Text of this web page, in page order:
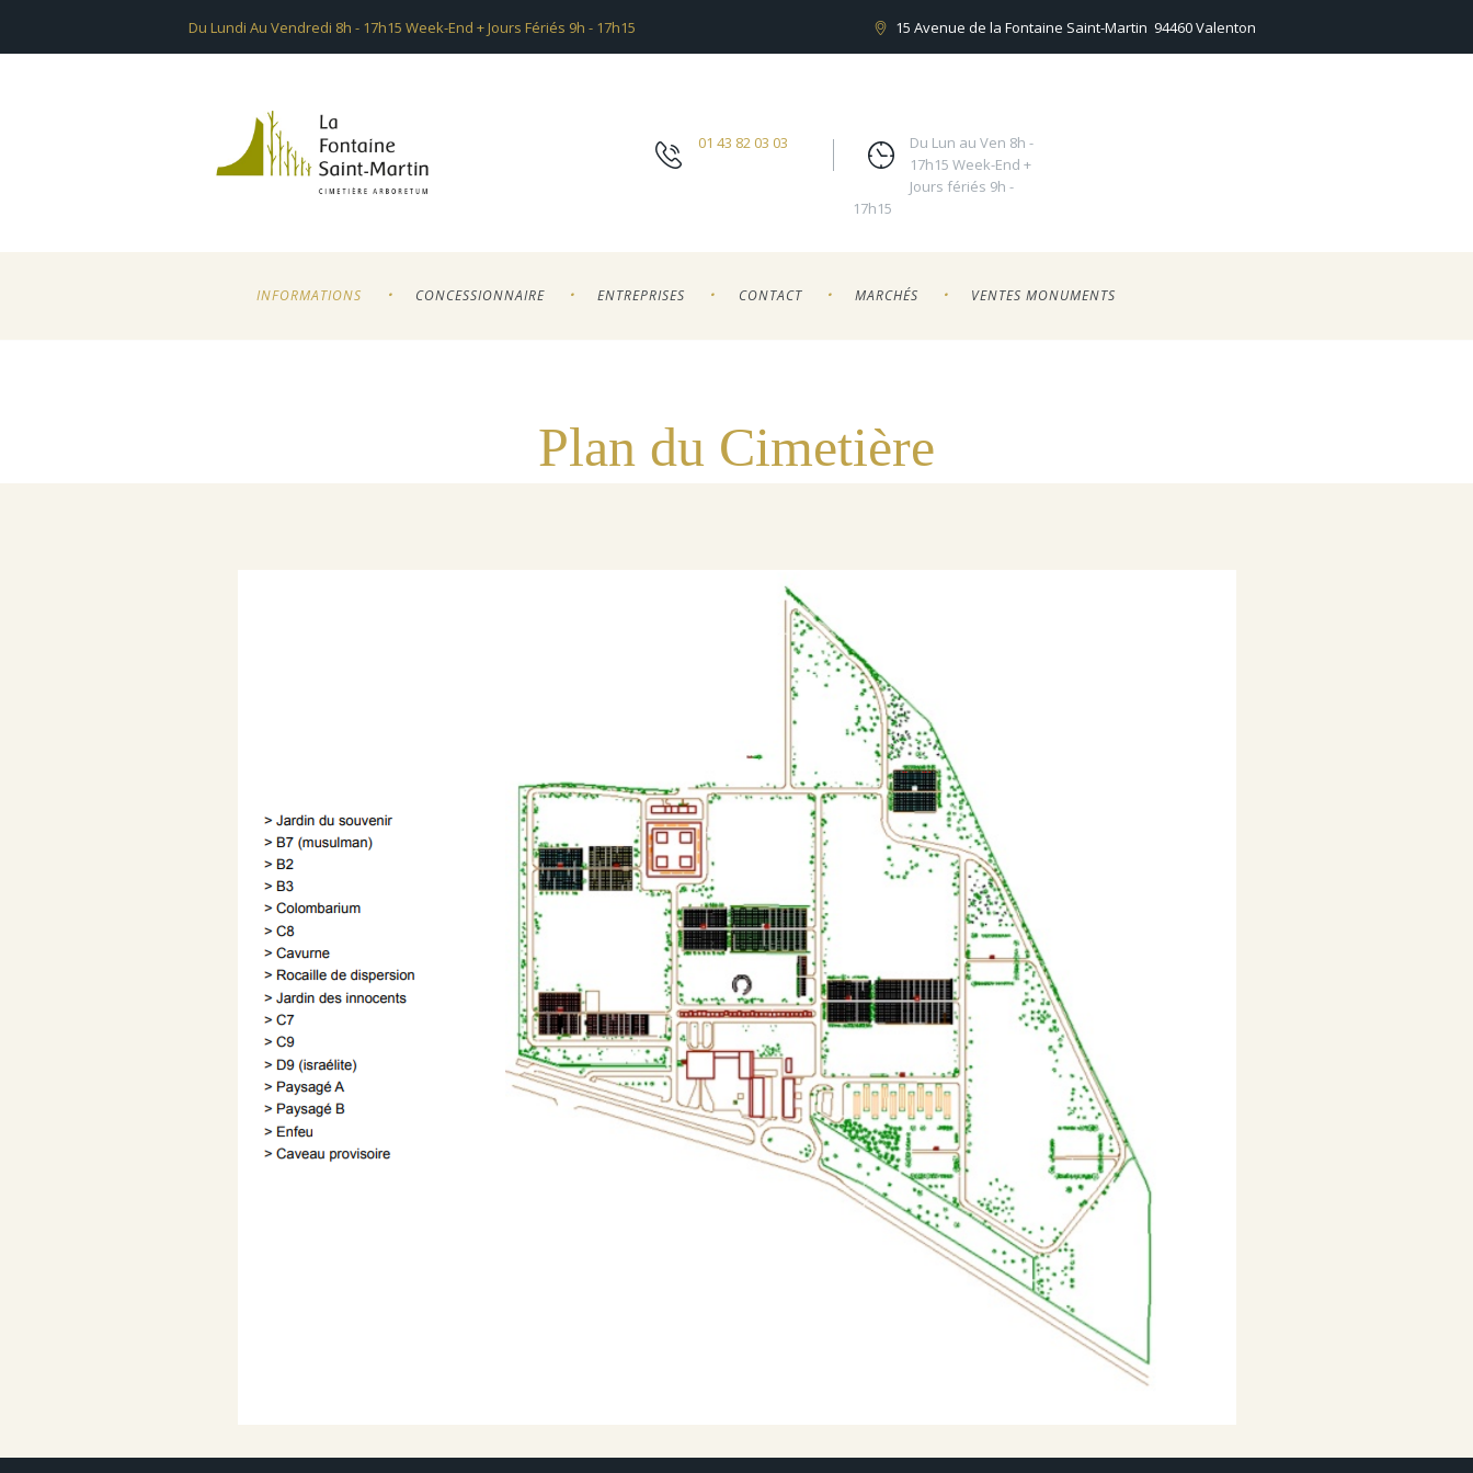
Du Lundi Au Vendredi 8h - 17h15 Week-End + Jours Fériés 9h - 17h15 94460 Valenton
15 Avenue de la Fontaine Saint-Martin
01 43 82 03 03
Du Lun au Ven 8h -
17h15 Week-End +
Jours fériés 9h -
17h15
INFORMATIONS CONCESSIONNAIRE ENTREPRISES CONTACT MARCHÉS VENTES MONUMENTS
Plan du Cimetière